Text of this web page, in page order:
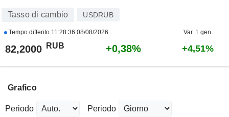
Tasso di cambio USDRUB
Tempo differito 11:28:36 08/08/2026 Var. 1 gen.
82,2000 RUB +0,38% +4,51%
Grafico
Periodo Periodo